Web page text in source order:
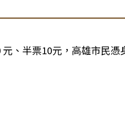
、半票10元，高雄市民憑